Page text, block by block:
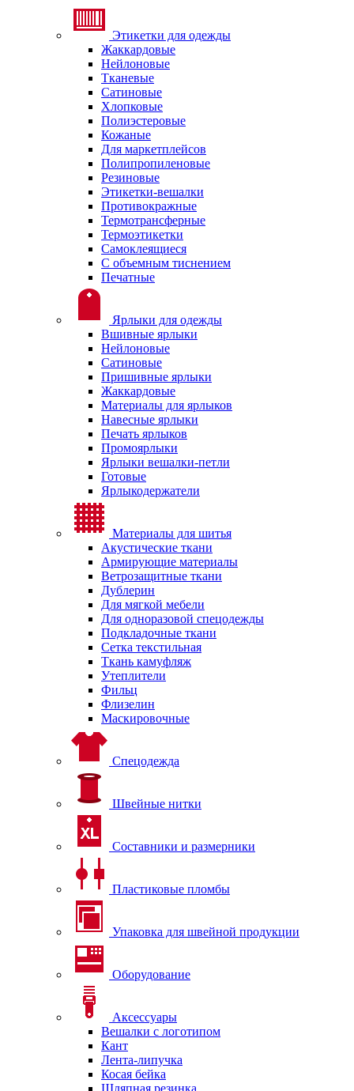
Этикетки для одежды
Жаккардовые
Нейлоновые
Тканевые
Сатиновые
Хлопковые
Полиэстеровые
Кожаные
Для маркетплейсов
Полипропиленовые
Резиновые
Этикетки-вешалки
Противокражные
Термотрансферные
Термоэтикетки
Самоклеящиеся
С объемным тиснением
Печатные
Ярлыки для одежды
Вшивные ярлыки
Нейлоновые
Сатиновые
Пришивные ярлыки
Жаккардовые
Материалы для ярлыков
Навесные ярлыки
Печать ярлыков
Промоярлыки
Ярлыки вешалки-петли
Готовые
Ярлыкодержатели
Материалы для шитья
Акустические ткани
Армирующие материалы
Ветрозащитные ткани
Дублерин
Для мягкой мебели
Для одноразовой спецодежды
Подкладочные ткани
Сетка текстильная
Ткань камуфляж
Утеплители
Фильц
Флизелин
Маскировочные
Спецодежда
Швейные нитки
Составники и размерники
Пластиковые пломбы
Упаковка для швейной продукции
Оборудование
Аксессуары
Вешалки с логотипом
Кант
Лента-липучка
Косая бейка
Шляпная резинка